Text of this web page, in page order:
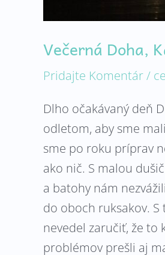
Večerná Doha,
Pridajte Komentár/
Dlho očakávaný deň
odletom, aby sme
sme po roku príprav
ako nič. S malou
a batohy nám
do oboch ruksakov.
nevedel zaručiť, že to
problémov prešli aj